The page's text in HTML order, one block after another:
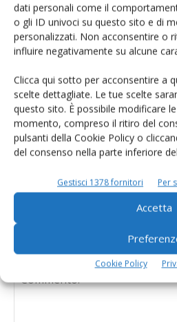
dati personali come il
o gli ID univoci su questo sito e di
personalizzati. Non acconsentire o
influire negativamente su alcune
Clicca qui sotto per acconsentire a
scelte dettagliate. Le tue scelte
questo sito. È possibile modificare
momento, compreso il ritiro del
pulsanti della Cookie Policy o
del consenso nella parte inferiore
Gestisci 1378 fornitori Per
Accetta
Cookie Policy
Facebook Twitter
Articoli correlati
Nicola Bertinelli
Nutrizione
LASCIA UN COMMENTO